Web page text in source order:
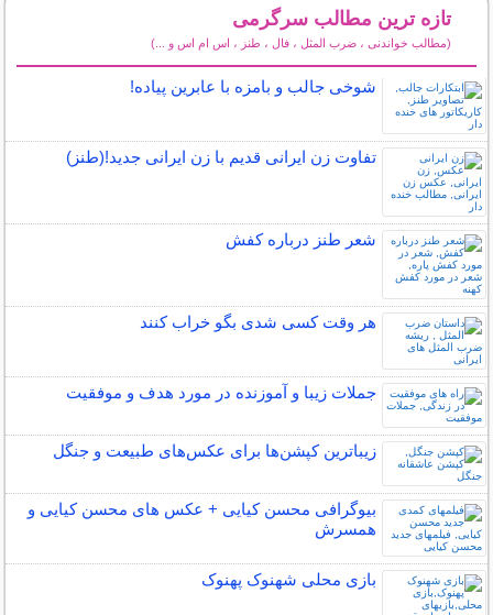
تازه ترین مطالب سرگرمی
(مطالب خواندنی ، ضرب المثل ، فال ، طنز ، اس ام اس و ...)
شوخی جالب و بامزه با عابرین پیاده!
تفاوت زن ایرانی قدیم با زن ایرانی جدید!(طنز)
شعر طنز درباره کفش
هر وقت کسی شدی بگو خراب کنند
جملات زیبا و آموزنده در مورد هدف و موفقیت
زیباترین کپشن‌ها برای عکس‌های طبیعت و جنگل
بیوگرافی محسن کیایی + عکس های محسن کیایی و
همسرش
بازی محلی شهنوک پهنوک